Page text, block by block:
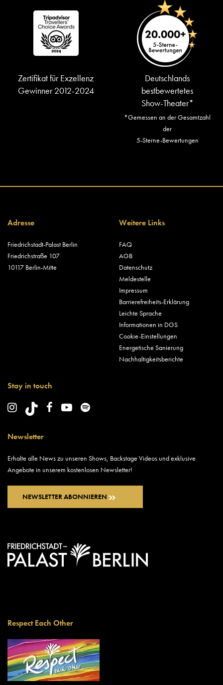
Zertifikat für Exzellenz
Gewinner 2012-2024
Deutschlands
bestbewertetes
Show-Theater*
*Gemessen an der Gesamtzahl
der
5-Sterne-Bewertungen
Adresse
Friedrichstadt-Palast Berlin
Friedrichstraße 107
10117 Berlin-Mitte
Weitere Links
FAQ
AGB
Datenschutz
Meldestelle
Impressum
Barrierefreiheits-Erklärung
Leichte Sprache
Informationen in DGS
Cookie-Einstellungen
Energetische Sanierung
Nachhaltigkeitsberichte
Stay in touch
Newsletter
Erhalte alle News zu unseren Shows, Backstage Videos und exklusive
Angebote in unserem kostenlosen Newsletter!
NEWSLETTER ABONNIEREN
Respect Each Other